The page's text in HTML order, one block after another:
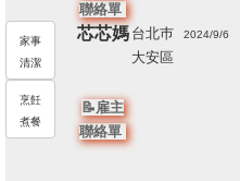
聯絡單
家事
清潔
烹飪
煮餐
芯芯媽
📝雇主
聯絡單
台北巿
大安區
2024/9/6